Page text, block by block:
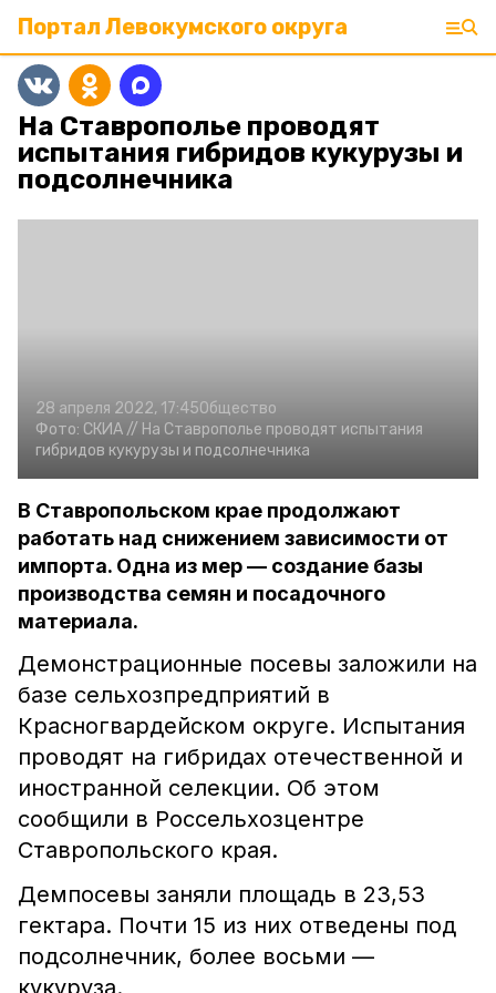
Портал Левокумского округа
На Ставрополье проводят
испытания гибридов кукурузы и
подсолнечника
28 апреля 2022, 17:45Общество
Фото: СКИА // На Ставрополье проводят испытания
гибридов кукурузы и подсолнечника
В Ставропольском крае продолжают
работать над снижением зависимости от
импорта. Одна из мер — создание базы
производства семян и посадочного
материала.
Демонстрационные посевы заложили на
базе сельхозпредприятий в
Красногвардейском округе. Испытания
проводят на гибридах отечественной и
иностранной селекции. Об этом
сообщили в Россельхозцентре
Ставропольского края.
Демпосевы заняли площадь в 23,53
гектара. Почти 15 из них отведены под
подсолнечник, более восьми ––
кукуруза.